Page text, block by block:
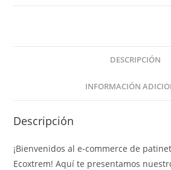
DESCRIPCIÓN
INFORMACIÓN
Descripción
¡Bienvenidos al e-commerce de
Ecoxtrem! Aquí te presentamos